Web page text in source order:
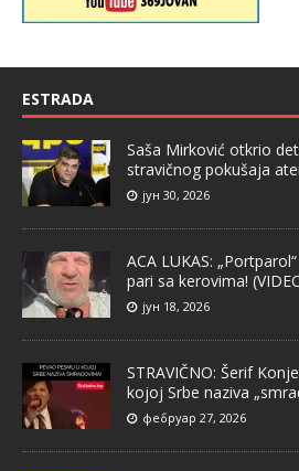
ESTRADA
Saša Mirković otkrio
stravičnog pokušaja
јун 30, 2026
ACA LUKAS:
pari sa kerovima!
јун 18, 2026
STRAVIČNO: Šerif
kojoj Srbe naziva
фебруар 27, 2026